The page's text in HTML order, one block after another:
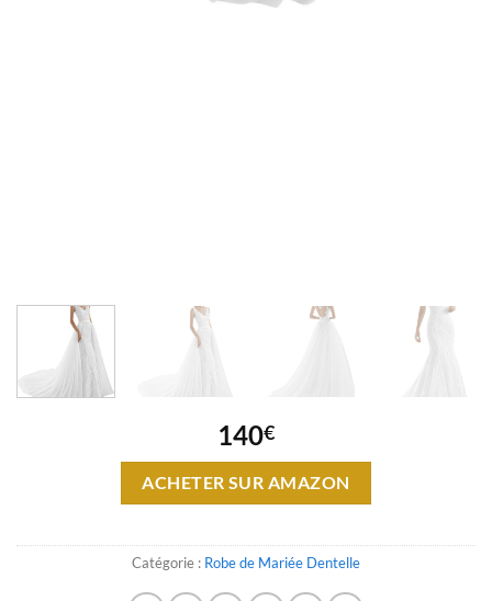
140€
ACHETER SUR AMAZON
Catégorie : Robe de Mariée Dentelle